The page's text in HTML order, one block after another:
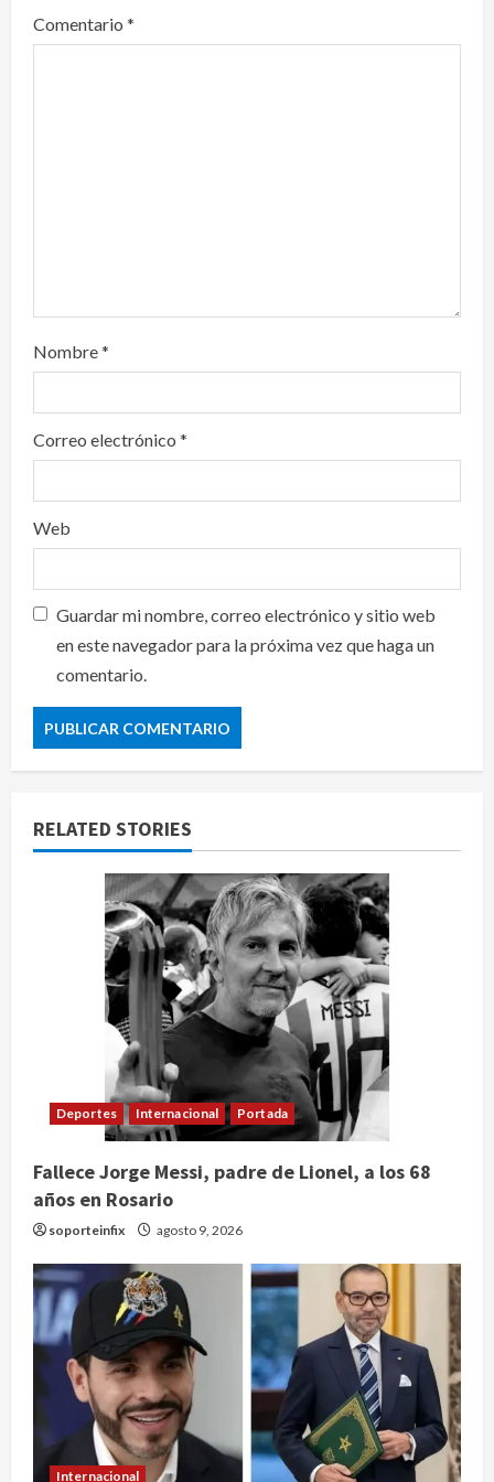
a
Comentario *
Nombre*
Correo electrónico *
Web
Guardar mi nombre, correo electrónico y sitio web
en este navegador para la próxima vez que haga un
comentario.
RELATED STORIES
Deportes Internacional Portada
Fallece Jorge Messi, padre de Lionel, a los 68
años en Rosario
soporteinfix agosto 9, 2026
Internacional